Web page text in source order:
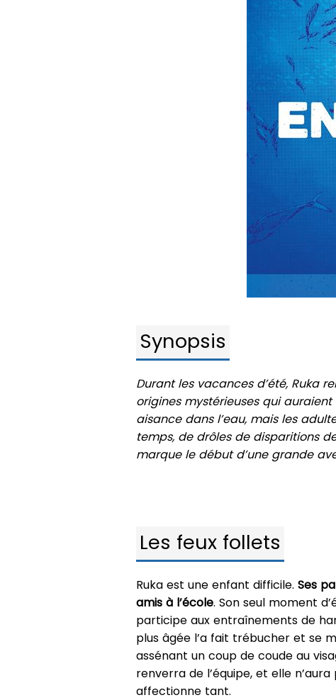
Synopsis
Durant les vacances d’été, Ruka
origines mystérieuses qui
aisance dans l’eau, mais les
temps, de drôles de disparitions
marque le début d’une grande
Les feux follets
Ruka est une enfant difficile. Ses
amis à l’école. Son seul moment
participe aux entraînements de
plus âgée l’a fait trébucher et se
assénant un coup de coude au
renverra de l’équipe, et elle
affectionne tant.